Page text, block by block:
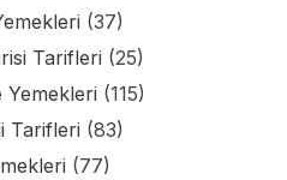
(37)
Tarifleri (25)
Yemekleri (115)
Tarifleri (83)
(77)